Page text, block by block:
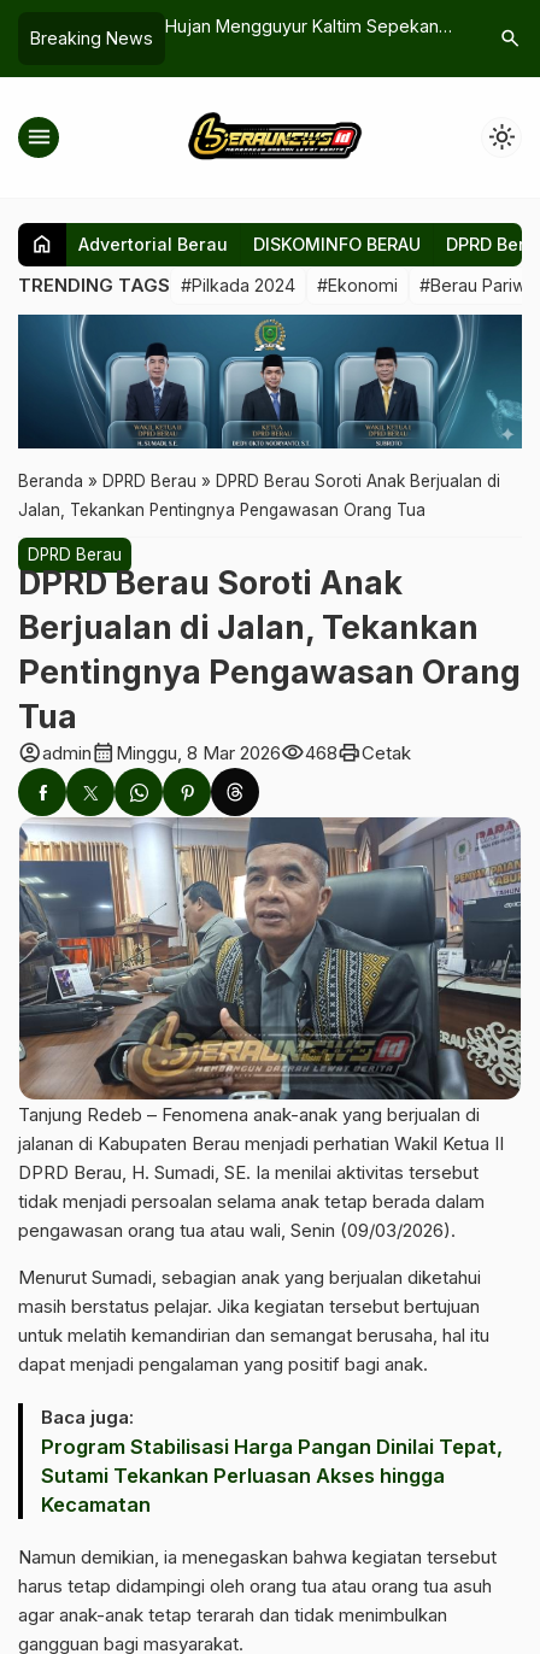
Breaking News
Rute ke
Hujan Mengguyur Kaltim Sepekan
Masih Kategori Menengah
Bupati
Hasil Laut
search
menu light_mode
home Advertorial Berau DISKOMINFO BERAU DPRD
TRENDING TAGS #Pilkada 2024 #Ekonomi #Berau
Beranda » DPRD Berau » DPRD Berau Soroti Anak Berjualan di
Jalan, Tekankan Pentingnya Pengawasan Orang Tua
DPRD Berau
DPRD Berau Soroti Anak
Berjualan di Jalan, Tekankan
Pentingnya Pengawasan Orang
Tua
account_circleadmincalendar_month Minggu, 8 Mar 2026visibility468printCetak
Tanjung Redeb – Fenomena anak-anak yang berjualan di
jalanan di Kabupaten Berau menjadi perhatian Wakil Ketua II
DPRD Berau, H. Sumadi, SE. Ia menilai aktivitas tersebut
tidak menjadi persoalan selama anak tetap berada dalam
pengawasan orang tua atau wali, Senin (09/03/2026).
Menurut Sumadi, sebagian anak yang berjualan diketahui
masih berstatus pelajar. Jika kegiatan tersebut bertujuan
untuk melatih kemandirian dan semangat berusaha, hal itu
dapat menjadi pengalaman yang positif bagi anak.
Baca juga:
Program Stabilisasi Harga Pangan Dinilai Tepat,
Sutami Tekankan Perluasan Akses hingga
Kecamatan
Namun demikian, ia menegaskan bahwa kegiatan tersebut
harus tetap didampingi oleh orang tua atau orang tua asuh
agar anak-anak tetap terarah dan tidak menimbulkan
gangguan bagi masyarakat.